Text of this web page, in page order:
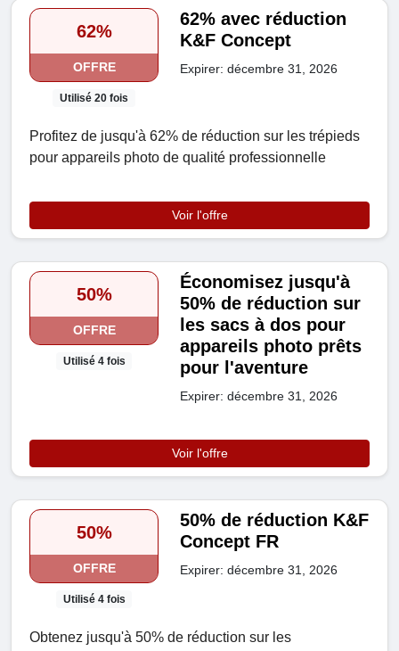
62%
OFFRE
Utilisé 20 fois
62% avec réduction
K&F Concept
Expirer: décembre 31, 2026
Profitez de jusqu'à 62% de réduction sur les trépieds
pour appareils photo de qualité professionnelle
Voir l'offre
50%
OFFRE
Utilisé 4 fois
Économisez jusqu'à
50% de réduction sur
les sacs à dos pour
appareils photo prêts
pour l'aventure
Expirer: décembre 31, 2026
Voir l'offre
50%
OFFRE
Utilisé 4 fois
50% de réduction K&F
Concept FR
Expirer: décembre 31, 2026
Obtenez jusqu'à 50% de réduction sur les